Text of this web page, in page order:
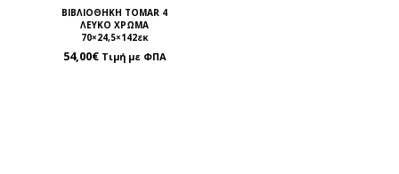
ΒΙΒΛΙΟΘΗΚΗ TOMAR 4
ΛΕΥΚΟ ΧΡΩΜΑ
70×24,5×142εκ
54,00€ Τιμή με ΦΠΑ